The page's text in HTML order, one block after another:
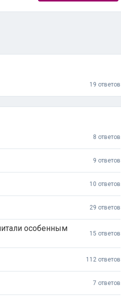
19 ответов
8 ответов
9 ответов
10 ответов
29 ответов
особенным
15 ответов
112 ответов
7 ответов